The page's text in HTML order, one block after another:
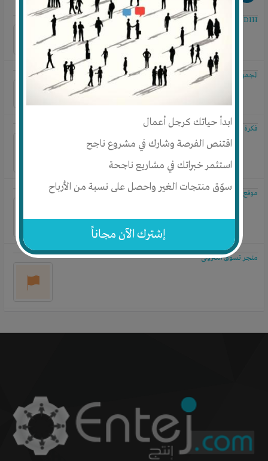
ابدأ حياتك كرجل أعمال
اقتنص الفرصة وشارك في مشروع ناجح
استثمر خبراتك في مشاريع ناجحة
سوّق منتجات الغير واحصل على نسبة من الأرباح
إشترك الآن مجاناً
EBDIH
المجموعة العربية للتجارة الاليكترونية
فكرة جديدة لموقع الكترونى
موقع إلكتروني للتسويق
متجر تسوق الكترونى